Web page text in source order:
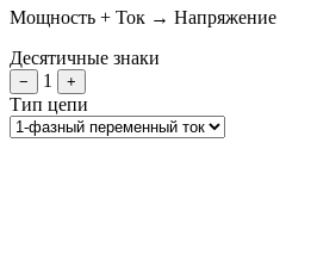
Мощность + Ток → Напряжение
Десятичные знаки
− 1 +
Тип цепи